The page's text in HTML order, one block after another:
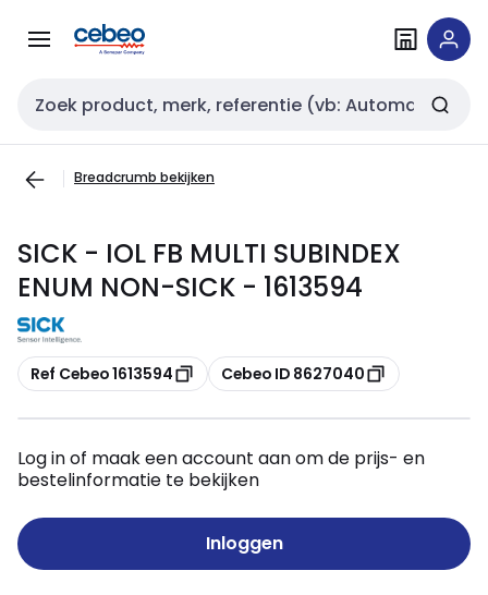
naar
naar
Zoekveld invoer
Breadcrumb bekijken
SICK - IOL FB MULTI SUBINDEX
ENUM NON-SICK - 1613594
Kopiëren
Ref Cebeo 1613594 Kopiëren
Cebeo ID 8627040
Log in of maak een account aan om de prijs- en
bestelinformatie te bekijken
Inloggen